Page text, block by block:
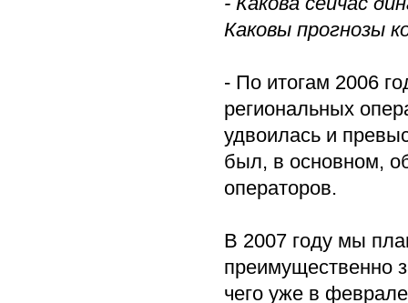
Каковы прогнозы
- По итогам 2006
региональных
удвоилась и
был, в основном,
операторов.
В 2007 году мы
преимущественно
чего уже в